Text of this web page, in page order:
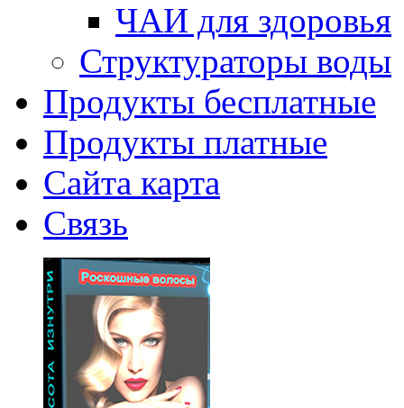
ЧАИ для здоровья
Структураторы воды
Продукты бесплатные
Продукты платные
Сайта карта
Связь